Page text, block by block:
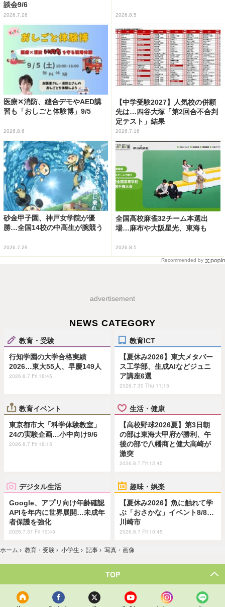
談会9/6
2026.7.28 2026.8.5
医療✕消防、縫合デモやAED講
習も「おしごと体験博」9/5
2026.8.6
【中学受験2027】人気校の併願
先は…四谷大塚「第2回合不合判
定テスト」結果
2026.7.16
砂金甲子園、神戸女学院が優
勝…全国14校の中高生が腕競う
2026.7.29
全国高校麻雀32チーム本選出
場…麻布や大阪星光、東海も
2026.8.5
Recommended by
advertisement
NEWS CATEGORY
教育・受験
行知学園の大学合格実績
2026…東大55人、早慶149人
2026.8.7 Fri 18:45
教育ICT
【夏休み2026】東大メタバー
ス工学部、生成AIなどジュニ
ア講座6選
2026.7.30 Thu 11:15
教育イベント
東京都市大「科学体験教室」
24の実験企画…小中向け9/6
2026.8.7 Fri 18:15
生活・健康
【高校野球2026夏】第3日朝
の部は東海大甲府が勝利、午
後の部で八幡商と健大高崎が
激突
2026.8.7 Fri 12:45
デジタル生活
Google、アプリ向け年齢確認
APIを年内に世界展開…未成年
者保護を強化
2026.7.31 Fri 13:45
趣味・娯楽
【夏休み2026】魚に触れて学
ぶ「おさかな」イベント8/8…
川崎市
2026.8.7 Fri 10:45
ホーム › 教育・受験 › 小学生 › 記事 › 写真・画像
TOP